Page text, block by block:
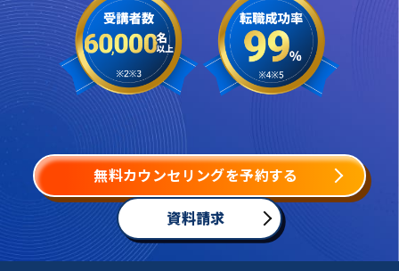
無料カウンセリングを予約する
資料請求